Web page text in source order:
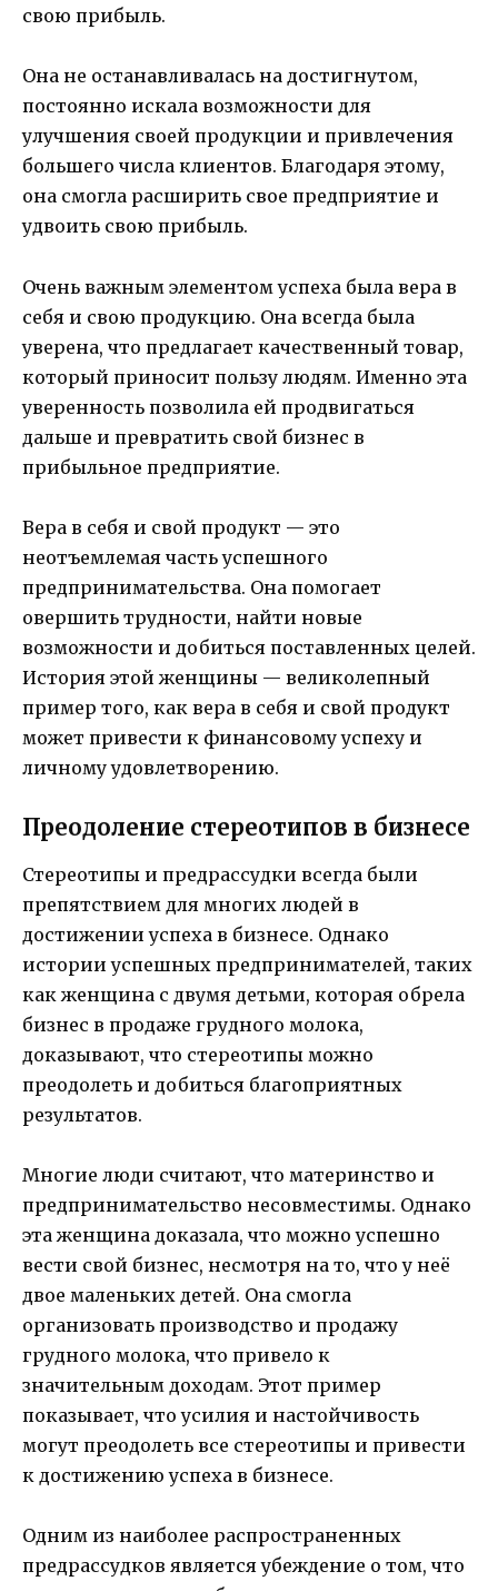
свою прибыль.
Она не останавливалась на достигнутом,
постоянно искала возможности для
улучшения своей продукции и привлечения
большего числа клиентов. Благодаря этому,
она смогла расширить свое предприятие и
удвоить свою прибыль.
Очень важным элементом успеха была вера в
себя и свою продукцию. Она всегда была
уверена, что предлагает качественный товар,
который приносит пользу людям. Именно эта
уверенность позволила ей продвигаться
дальше и превратить свой бизнес в
прибыльное предприятие.
Вера в себя и свой продукт — это
неотъемлемая часть успешного
предпринимательства. Она помогает
овершить трудности, найти новые
возможности и добиться поставленных целей.
История этой женщины — великолепный
пример того, как вера в себя и свой продукт
может привести к финансовому успеху и
личному удовлетворению.
Преодоление стереотипов в бизнесе
Стереотипы и предрассудки всегда были
препятствием для многих людей в
достижении успеха в бизнесе. Однако
истории успешных предпринимателей, таких
как женщина с двумя детьми, которая обрела
бизнес в продаже грудного молока,
доказывают, что стереотипы можно
преодолеть и добиться благоприятных
результатов.
Многие люди считают, что материнство и
предпринимательство несовместимы. Однако
эта женщина доказала, что можно успешно
вести свой бизнес, несмотря на то, что у неё
двое маленьких детей. Она смогла
организовать производство и продажу
грудного молока, что привело к
значительным доходам. Этот пример
показывает, что усилия и настойчивость
могут преодолеть все стереотипы и привести
к достижению успеха в бизнесе.
Одним из наиболее распространенных
предрассудков является убеждение о том, что